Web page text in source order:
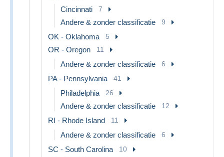
Cincinnati 7
Andere & zonder classificatie 9
OK - Oklahoma 5
OR - Oregon 11
Andere & zonder classificatie 6
PA - Pennsylvania 41
Philadelphia 26
Andere & zonder classificatie 12
RI - Rhode Island 11
Andere & zonder classificatie 6
SC - South Carolina 10